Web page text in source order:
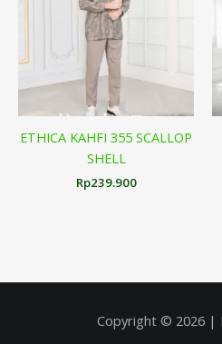
ETHICA KAHFI 355 SCALLOP
SHELL
Rp239.900
Copyright © 2026 |